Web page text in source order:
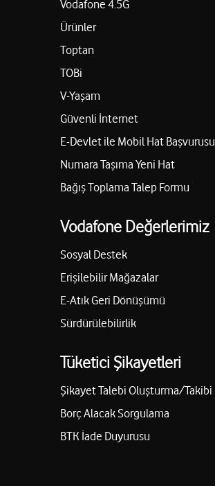
Vodafone 4.5G
Ürünler
Toptan
TOBi
V-Yaşam
Güvenli İnternet
E-Devlet ile Mobil Hat Başvurusu
Numara Taşıma Yeni Hat
Bağış Toplama Talep Formu
Vodafone Değerlerimiz
Sosyal Destek
Erişilebilir Mağazalar
E-Atık Geri Dönüşümü
Sürdürülebilirlik
Tüketici Şikayetleri
Şikayet Talebi Oluşturma/Takibi
Borç Alacak Sorgulama
BTK İade Duyurusu